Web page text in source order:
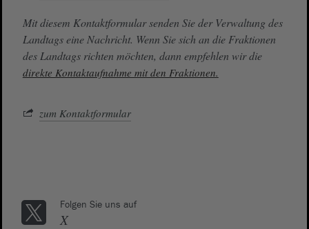
Mit diesem Kontaktformular senden Sie der Verwaltung des
Landtags eine Nachricht. Wenn Sie sich an die Fraktionen
des Landtags richten möchten, dann empfehlen wir die
direkte Kontaktaufnahme mit den Fraktionen.
zum Kontaktformular
Folgen Sie uns auf
X